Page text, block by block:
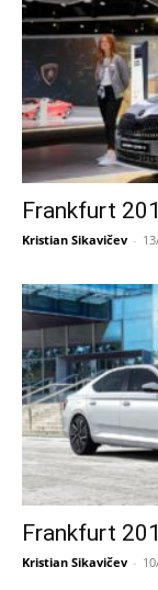
Frankfurt
Kristian Sikavičev -
Frankfurt
Kristian Sikavičev -